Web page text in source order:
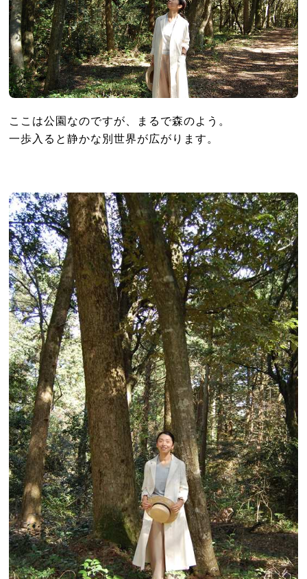
ここは公園なのですが、まるで森のよう。
一歩入ると静かな別世界が広がります。